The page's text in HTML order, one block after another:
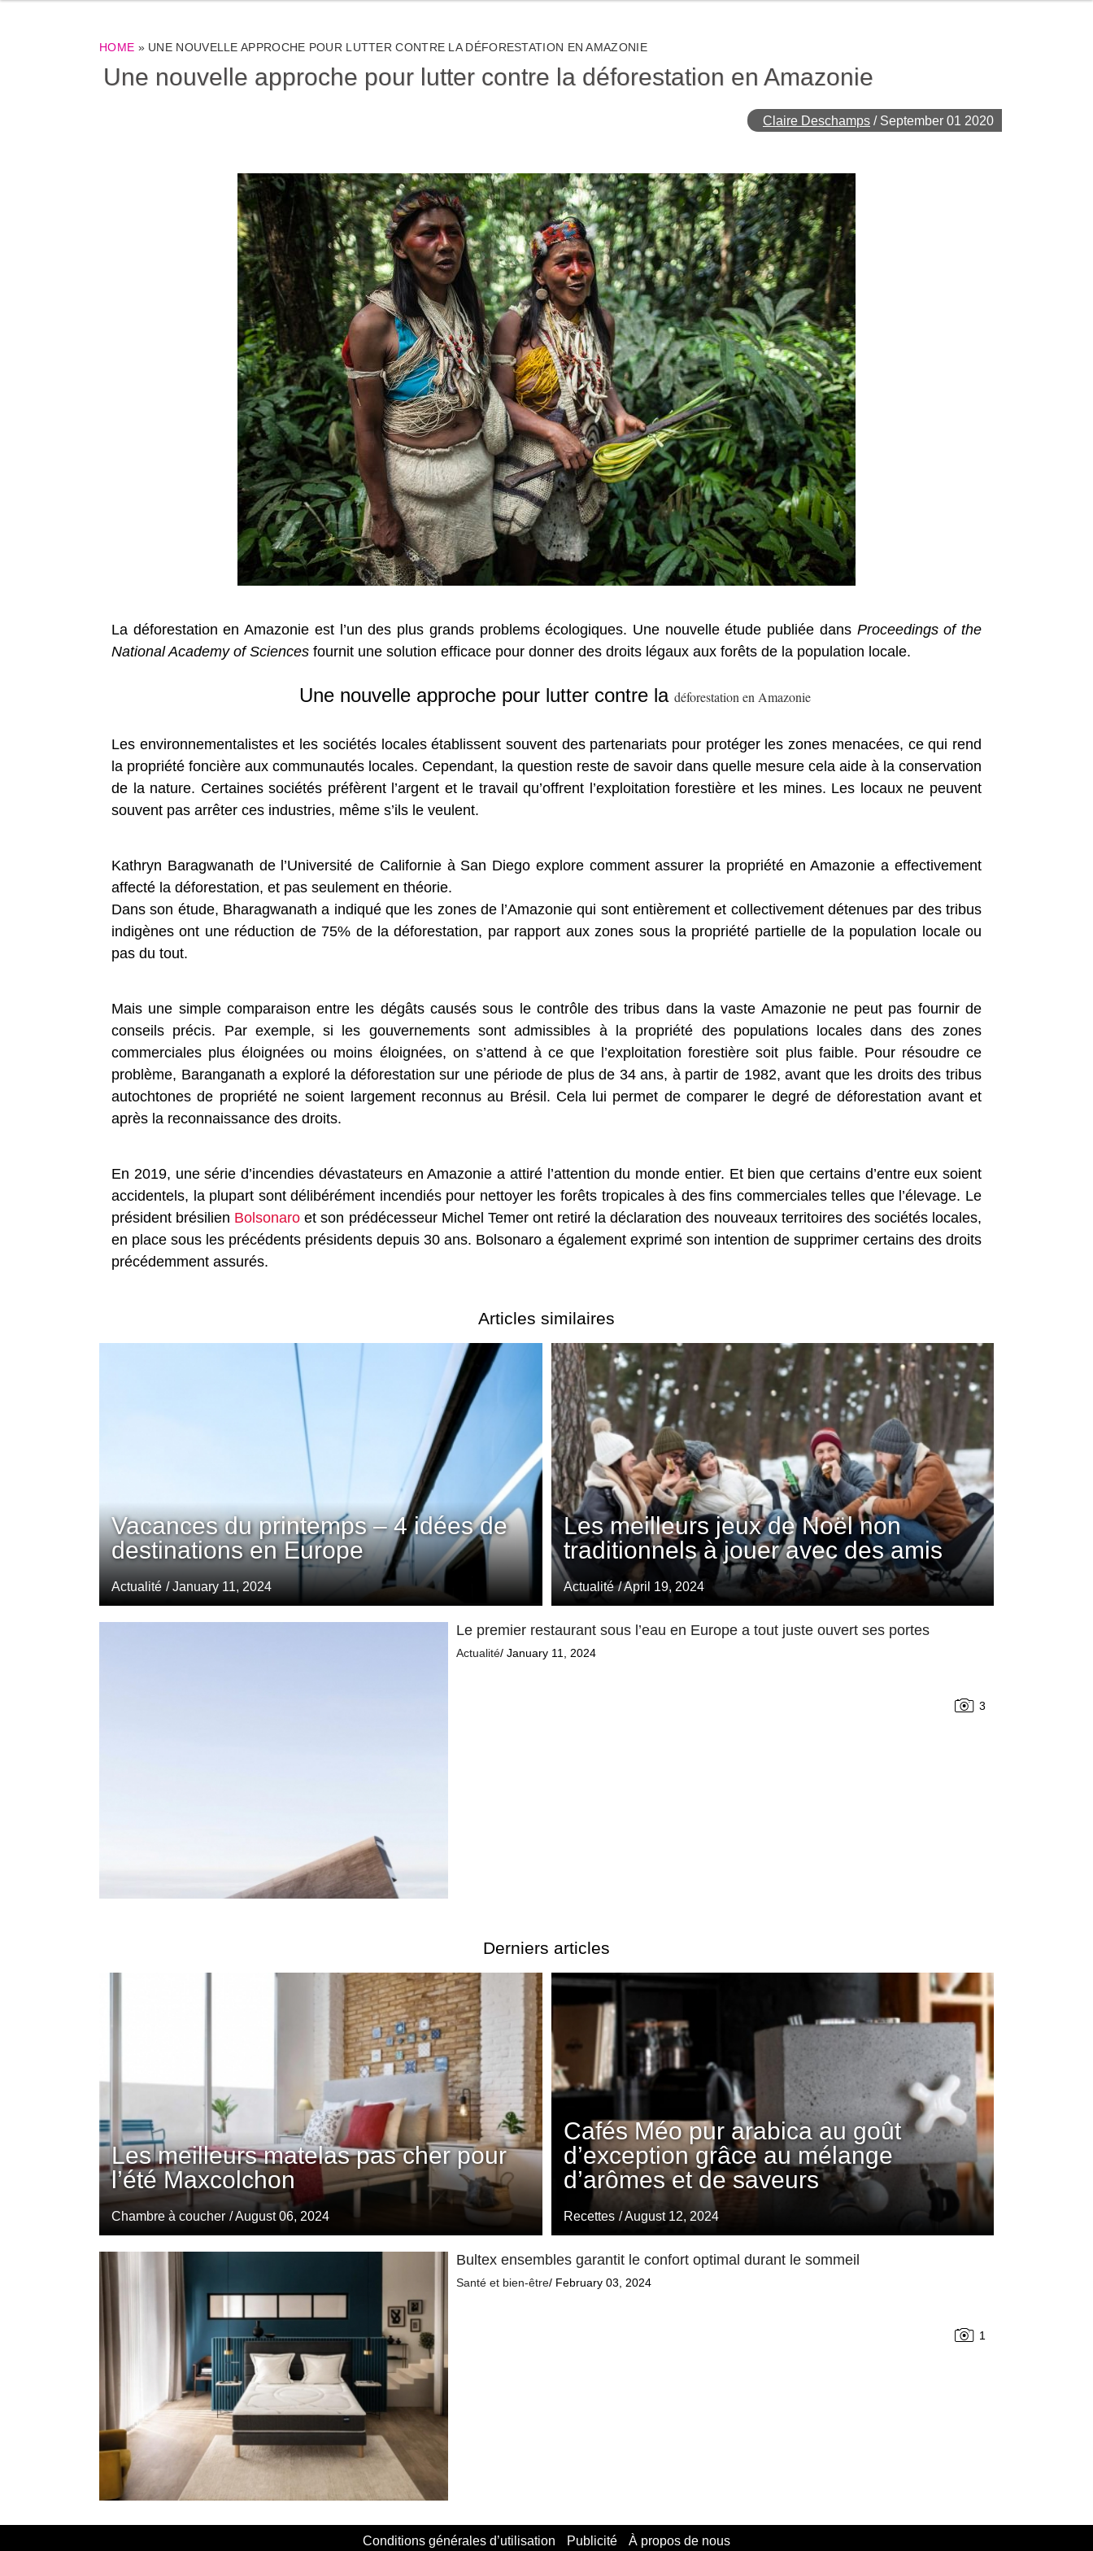
HOME » UNE NOUVELLE APPROCHE POUR LUTTER CONTRE LA DÉFORESTATION EN AMAZONIE
Une nouvelle approche pour lutter contre la déforestation en Amazonie
Claire Deschamps / September 01 2020
La déforestation en Amazonie est l’un des plus grands problems écologiques. Une nouvelle étude publiée dans Proceedings of the
National Academy of Sciences fournit une solution efficace pour donner des droits légaux aux forêts de la population locale.
Une nouvelle approche pour lutter contre la déforestation en Amazonie
Les environnementalistes et les sociétés locales établissent souvent des partenariats pour protéger les zones menacées, ce qui rend
la propriété foncière aux communautés locales. Cependant, la question reste de savoir dans quelle mesure cela aide à la conservation
de la nature. Certaines sociétés préfèrent l’argent et le travail qu’offrent l’exploitation forestière et les mines. Les locaux ne peuvent
souvent pas arrêter ces industries, même s’ils le veulent.
Kathryn Baragwanath de l’Université de Californie à San Diego explore comment assurer la propriété en Amazonie a effectivement
affecté la déforestation, et pas seulement en théorie.
Dans son étude, Bharagwanath a indiqué que les zones de l’Amazonie qui sont entièrement et collectivement détenues par des tribus
indigènes ont une réduction de 75% de la déforestation, par rapport aux zones sous la propriété partielle de la population locale ou
pas du tout.
Mais une simple comparaison entre les dégâts causés sous le contrôle des tribus dans la vaste Amazonie ne peut pas fournir de
conseils précis. Par exemple, si les gouvernements sont admissibles à la propriété des populations locales dans des zones
commerciales plus éloignées ou moins éloignées, on s’attend à ce que l’exploitation forestière soit plus faible. Pour résoudre ce
problème, Baranganath a exploré la déforestation sur une période de plus de 34 ans, à partir de 1982, avant que les droits des tribus
autochtones de propriété ne soient largement reconnus au Brésil. Cela lui permet de comparer le degré de déforestation avant et
après la reconnaissance des droits.
En 2019, une série d’incendies dévastateurs en Amazonie a attiré l’attention du monde entier. Et bien que certains d’entre eux soient
accidentels, la plupart sont délibérément incendiés pour nettoyer les forêts tropicales à des fins commerciales telles que l’élevage. Le
président brésilien Bolsonaro et son prédécesseur Michel Temer ont retiré la déclaration des nouveaux territoires des sociétés locales,
en place sous les précédents présidents depuis 30 ans. Bolsonaro a également exprimé son intention de supprimer certains des droits
précédemment assurés.
Articles similaires
Les meilleurs jeux de Noël non
traditionnels à jouer avec des amis
Actualité / April 19, 2024
Vacances du printemps – 4 idées de
destinations en Europe
Actualité / January 11, 2024
Le premier restaurant sous l’eau en Europe a tout juste ouvert ses portes
Actualité/ January 11, 2024
3
Derniers articles
Cafés Méo pur arabica au goût
d’exception grâce au mélange
d’arômes et de saveurs
Recettes / August 12, 2024
Les meilleurs matelas pas cher pour
l’été Maxcolchon
Chambre à coucher / August 06, 2024
Bultex ensembles garantit le confort optimal durant le sommeil
Santé et bien-être/ February 03, 2024
1
Conditions générales d’utilisation Publicité À propos de nous